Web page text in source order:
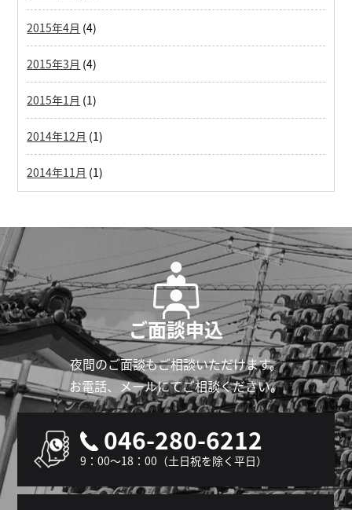
2015年4月 (4)
2015年3月 (4)
2015年1月 (1)
2014年12月 (1)
2014年11月 (1)
ご面談申込
夜間のご面談もご相談いただけます。
お電話、メールにてご相談ください。
046-280-6212
9：00～18：00（土日祝を除く平日）